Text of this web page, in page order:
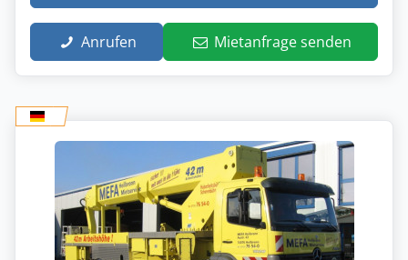
Anrufen Mietanfrage senden